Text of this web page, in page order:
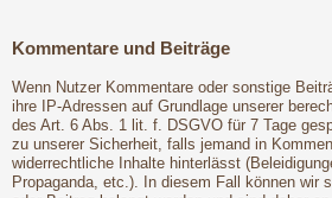
Kommentare und Beiträge
Wenn Nutzer Kommentare oder sonstige
ihre IP-Adressen auf Grundlage unserer
des Art. 6 Abs. 1 lit. f. DSGVO für 7 Tage
zu unserer Sicherheit, falls jemand in
widerrechtliche Inhalte hinterlässt
Propaganda, etc.). In diesem Fall können wir